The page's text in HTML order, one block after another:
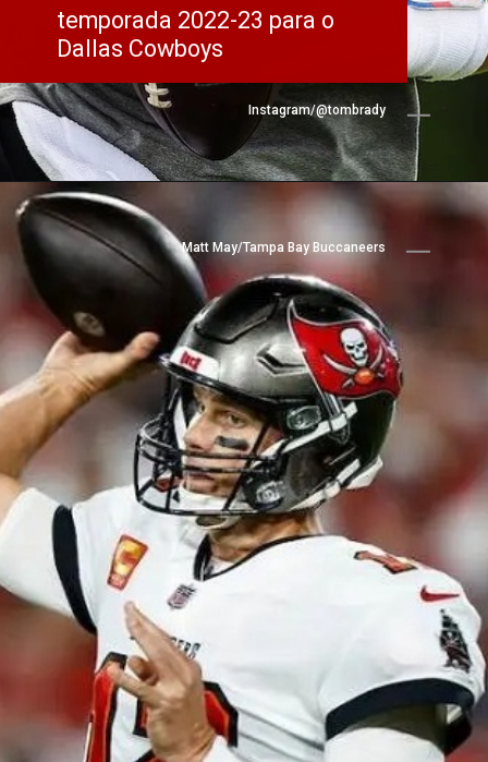
temporada 2022-23 para o
Dallas Cowboys
Instagram/@tombrady
Matt May/Tampa Bay Buccaneers